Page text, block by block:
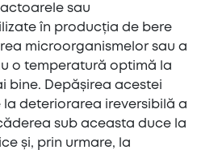
sau
în producția de bere
microorganismelor sau a
o temperatură optimă la
bine. Depășirea acestei
deteriorarea ireversibilă a
sub aceasta duce la
și, prin urmare, la